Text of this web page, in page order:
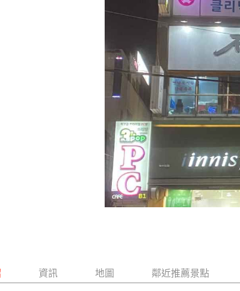
資訊 地圖 鄰近推薦景點